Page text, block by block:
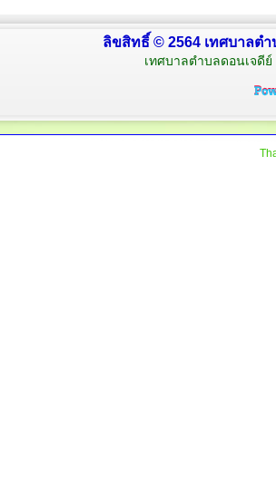
ลิขสิทธิ์ © 2564 เทศบาลต
เทศบาลตำบลดอนเจดี